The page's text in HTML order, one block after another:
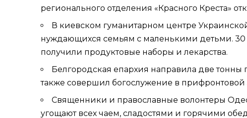
регионального отделения «Красного
В киевском гуманитарном центре
нуждающихся семьям с маленькими детьми. 30
получили продуктовые наборы и лекарства.
Белгородская епархия направила две
также совершил богослужение в прифронтовой
Священники и православные волонтеры
угощают всех чаем, сладостями и горячими